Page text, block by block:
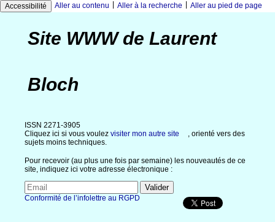
Accessibilité Aller au contenu Aller à la recherche Aller au pied de page
Site WWW de Laurent
Bloch
ISSN 2271-3905
Cliquez ici si vous voulez visiter mon autre site
, orienté vers des
sujets moins techniques.
Pour recevoir (au plus une fois par semaine) les nouveautés de ce
site, indiquez ici votre adresse électronique :
Conformité de l’infolettre au RGPD